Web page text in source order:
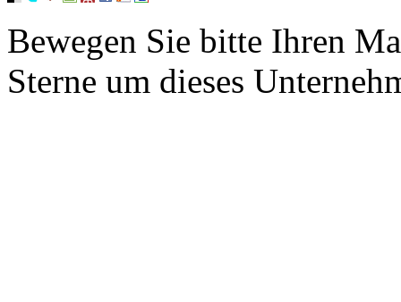
Bewegen Sie bitte Ihren
Sterne um dieses